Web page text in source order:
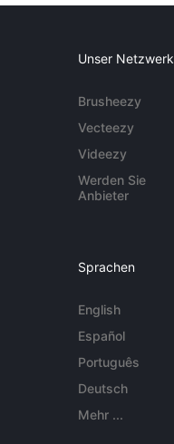
Unser Netzwerk
Brusheezy
Vecteezy
Videezy
Werden Sie
Anbieter
Sprachen
English
Español
Português
Deutsch
Mehr ...